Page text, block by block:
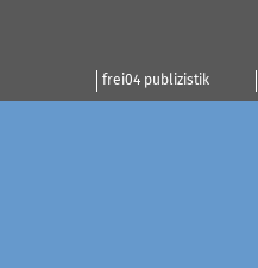
frei04 publizistik